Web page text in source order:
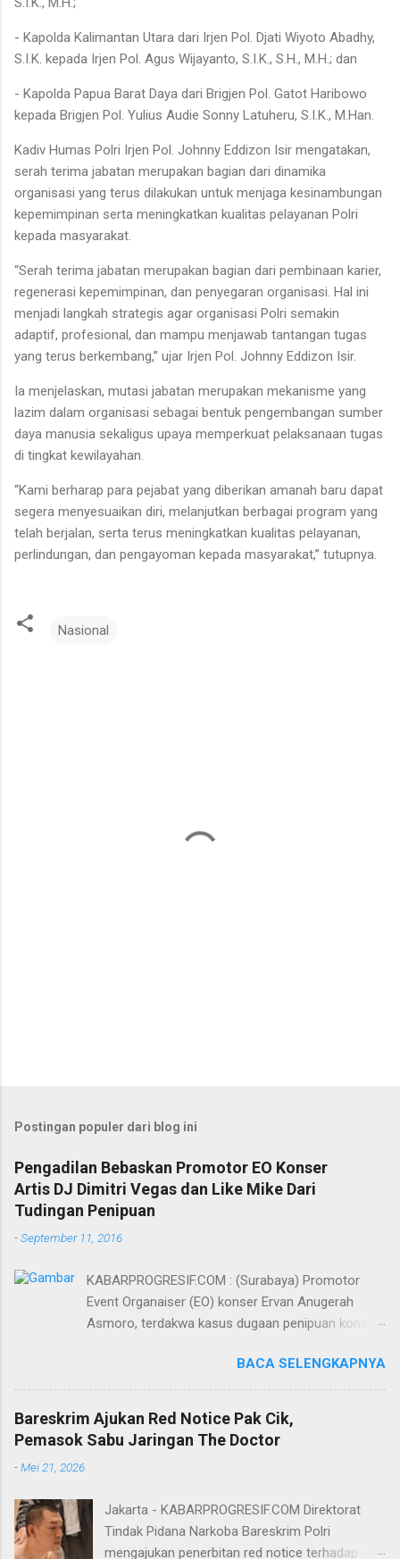
- Kapolda Kalimantan Utara dari Irjen Pol. Djati Wiyoto Abadhy,
S.I.K. kepada Irjen Pol. Agus Wijayanto, S.I.K., S.H., M.H.; dan
- Kapolda Papua Barat Daya dari Brigjen Pol. Gatot Haribowo
kepada Brigjen Pol. Yulius Audie Sonny Latuheru, S.I.K., M.Han.
Kadiv Humas Polri Irjen Pol. Johnny Eddizon Isir mengatakan,
serah terima jabatan merupakan bagian dari dinamika
organisasi yang terus dilakukan untuk menjaga kesinambungan
kepemimpinan serta meningkatkan kualitas pelayanan Polri
kepada masyarakat.
“Serah terima jabatan merupakan bagian dari pembinaan karier,
regenerasi kepemimpinan, dan penyegaran organisasi. Hal ini
menjadi langkah strategis agar organisasi Polri semakin
adaptif, profesional, dan mampu menjawab tantangan tugas
yang terus berkembang,” ujar Irjen Pol. Johnny Eddizon Isir.
Ia menjelaskan, mutasi jabatan merupakan mekanisme yang
lazim dalam organisasi sebagai bentuk pengembangan sumber
daya manusia sekaligus upaya memperkuat pelaksanaan tugas
di tingkat kewilayahan.
“Kami berharap para pejabat yang diberikan amanah baru dapat
segera menyesuaikan diri, melanjutkan berbagai program yang
telah berjalan, serta terus meningkatkan kualitas pelayanan,
perlindungan, dan pengayoman kepada masyarakat,” tutupnya.
Nasional
Postingan populer dari blog ini
Pengadilan Bebaskan Promotor EO Konser
Artis DJ Dimitri Vegas dan Like Mike Dari
Tudingan Penipuan
-September 11, 2016
KABARPROGRESIF.COM : (Surabaya) Promotor
Event Organaiser (EO) konser Ervan Anugerah
Asmoro, terdakwa kasus dugaan penipuan konser
dari tuntutan 1,5 tahun penjara yang diajukan Jaksa
Penuntut Umum (JPU) Darwis dari Kejari Surabaya.
Oleh majelis hakim yang diketuai Sigit Sutanto SH
MH, kasus penipuan yang menjerat Ervan tersebut
dinyatakan bukan perkara pidana. Dalam
terdakwa Ervan tersebut tidak terdapat unsur
penipuan sehingga dianggap bukan merupakan
BACA SELENGKAPNYA
Bareskrim Ajukan Red Notice Pak Cik,
Pemasok Sabu Jaringan The Doctor
-Mei 21, 2026
Jakarta - KABARPROGRESIF.COM Direktorat
Tindak Pidana Narkoba Bareskrim Polri
mengajukan penerbitan red notice terhadap